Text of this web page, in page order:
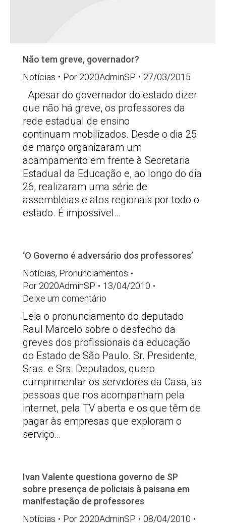
Não tem greve, governador?
Notícias
Por 2020AdminSP 27/03/2015
Apesar do governador do estado dizer
que não há greve, os professores da
rede estadual de ensino
continuam mobilizados. Desde o dia 25
de março organizaram um
acampamento em frente à Secretaria
Estadual da Educação e, ao longo do dia
26, realizaram uma série de
assembleias e atos regionais por todo o
estado. É impossível…
‘O Governo é adversário dos professores’
Notícias, Pronunciamentos
Por 2020AdminSP
13/04/2010
Deixe um comentário
Leia o pronunciamento do deputado
Raul Marcelo sobre o desfecho da
greves dos profissionais da educação
do Estado de São Paulo. Sr. Presidente,
Sras. e Srs. Deputados, quero
cumprimentar os servidores da Casa, as
pessoas que nos acompanham pela
internet, pela TV aberta e os que têm de
pagar às empresas que exploram o
serviço…
Ivan Valente questiona governo de SP
sobre presença de policiais à paisana em
manifestação de professores
Notícias
Por 2020AdminSP 08/04/2010